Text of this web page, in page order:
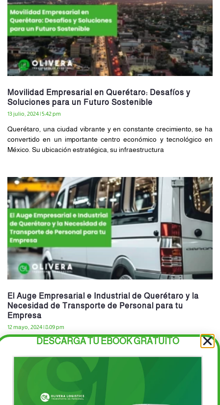
Movilidad Empresarial en Querétaro: Desafíos y
Soluciones para un Futuro Sostenible
13 julio, 2024 5:42 pm
Querétaro, una ciudad vibrante y en constante crecimiento, se ha
convertido en un importante centro económico y tecnológico en
México. Su ubicación estratégica, su infraestructura
El Auge Empresarial e Industrial de Querétaro y la
Necesidad de Transporte de Personal para tu
Empresa
12 mayo, 2024 8:09 pm
Querétaro se ha convertido en un epicentro de crecimiento
empresarial e industrial. Con una ubicación estratégica y
DESCARGA TU EBOOK GRATUITO